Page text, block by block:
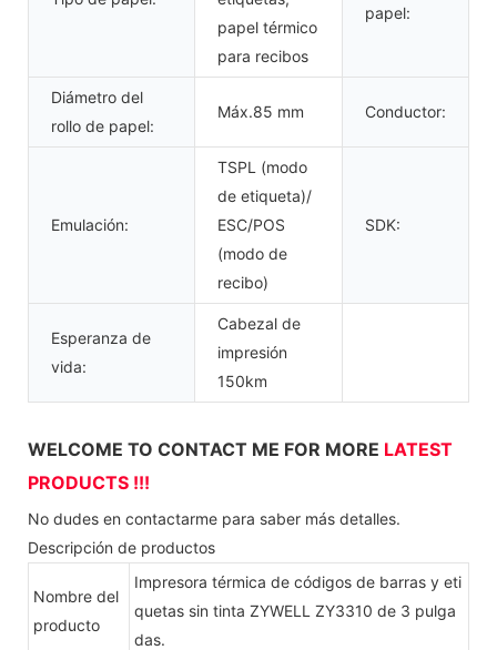
papel térmico
para recibos
papel:
Diámetro del
rollo de papel:
Máx.85 mm Conductor:
Emulación:
TSPL (modo
de etiqueta)/
ESC/POS
(modo de
recibo)
SDK:
Esperanza de
vida:
Cabezal de
impresión
150km
WELCOME TO CONTACT ME FOR MORE LATEST
PRODUCTS !!!
No dudes en contactarme para saber más detalles.
Descripción de productos
Nombre del
producto
Impresora térmica de códigos de barras y eti
quetas sin tinta ZYWELL ZY3310 de 3 pulga
das.